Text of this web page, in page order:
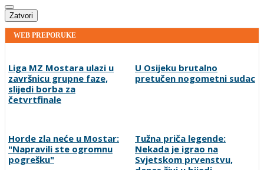
Zatvori
WEB PREPORUKE
završnicu grupne faze,
slijedi borba za
četvrtfinale
pretučen nogometni sudac